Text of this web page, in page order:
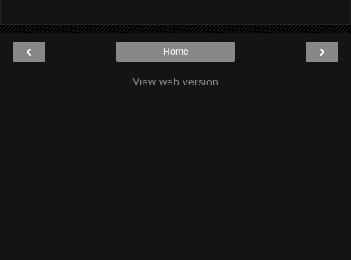
‹ ›
Home
View web version